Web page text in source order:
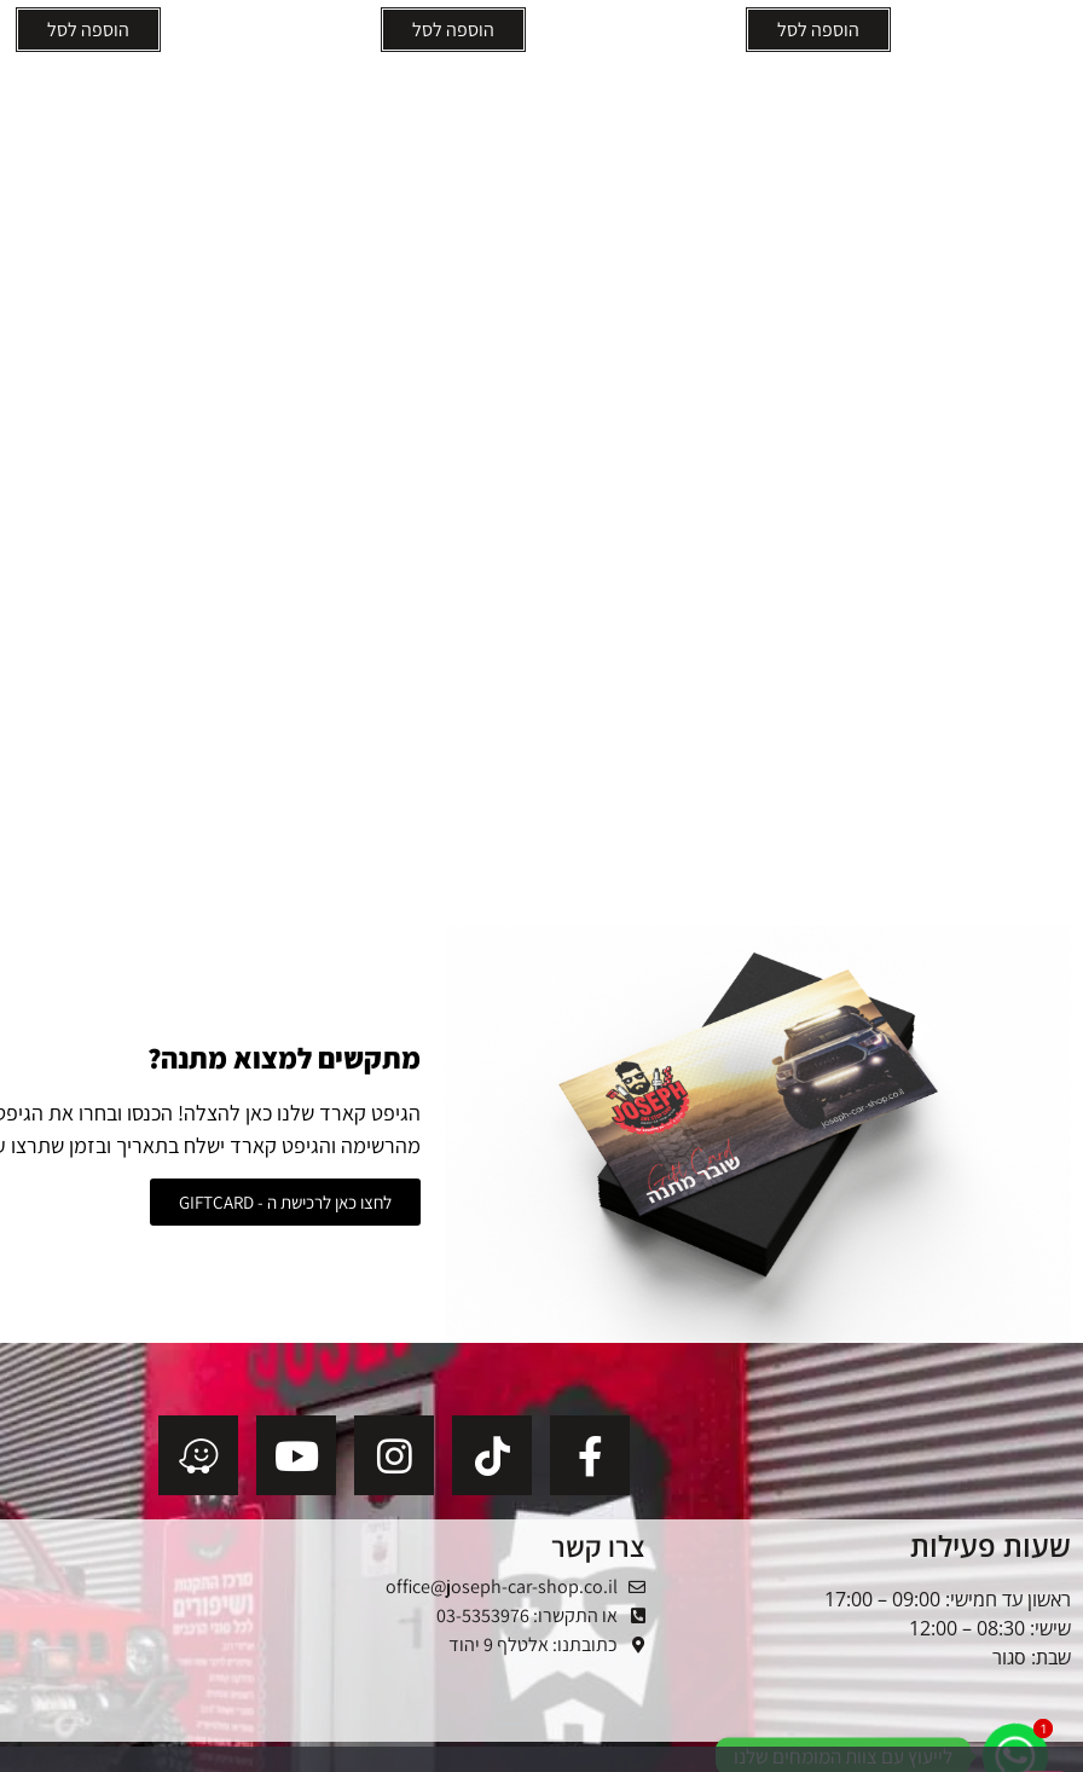
הוספה לסל הוספה לסל הוספה לסל
מתקשים למצוא מתנה?
הגיפט קארד שלנו כאן להצלה! הכנסו ובחרו את
מהרשימה והגיפט קארד ישלח בתאריך ובזמן שתרצו
לחצו כאן לרכישת ה - GIFTCARD
שעות פעילות
ראשון עד חמישי: 09:00 – 17:00
שישי: 08:30 – 12:00
שבת: סגור
צרו קשר
office@joseph-car-shop.co.il
או התקשרו: 03-5353976
כתובתנו: אלטלף 9 יהוד
לייעוץ עם צוות המומחים שלנו
11